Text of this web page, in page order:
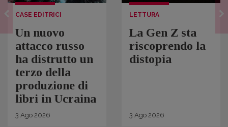
CASE EDITRICI
Un nuovo
attacco russo
ha distrutto un
terzo della
produzione di
libri in Ucraina
3 Ago 2026
LETTURA
La Gen Z sta
riscoprendo la
distopia
3 Ago 2026